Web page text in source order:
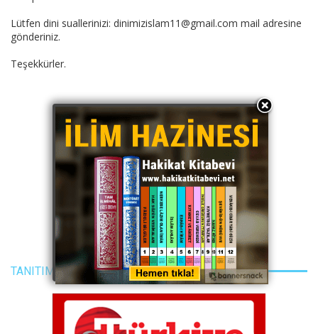
Lütfen dini suallerinizi: dinimizislam11@gmail.com mail adresine
gönderiniz.
Teşekkürler.
TANITIM